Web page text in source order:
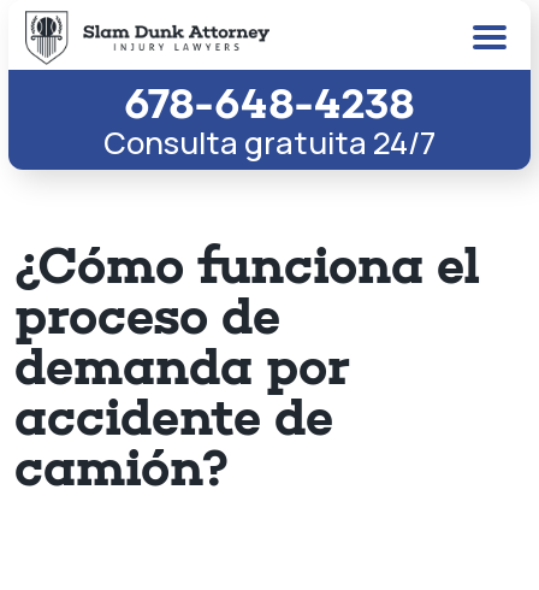
678-648-4238
Consulta gratuita 24/7
¿Cómo funciona el
proceso de
demanda por
accidente de
camión?